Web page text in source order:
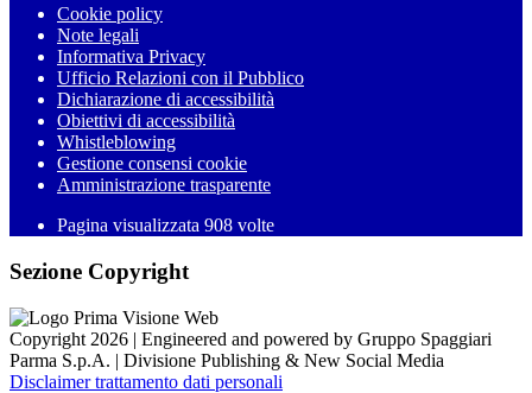
Cookie policy
Note legali
Informativa Privacy
Ufficio Relazioni con il Pubblico
Dichiarazione di accessibilità
Obiettivi di accessibilità
Whistleblowing
Gestione consensi cookie
Amministrazione trasparente
Pagina visualizzata 908 volte
Sezione Copyright
Copyright 2026 | Engineered and powered by Gruppo Spaggiari
Parma S.p.A. | Divisione Publishing & New Social Media
Disclaimer trattamento dati personali